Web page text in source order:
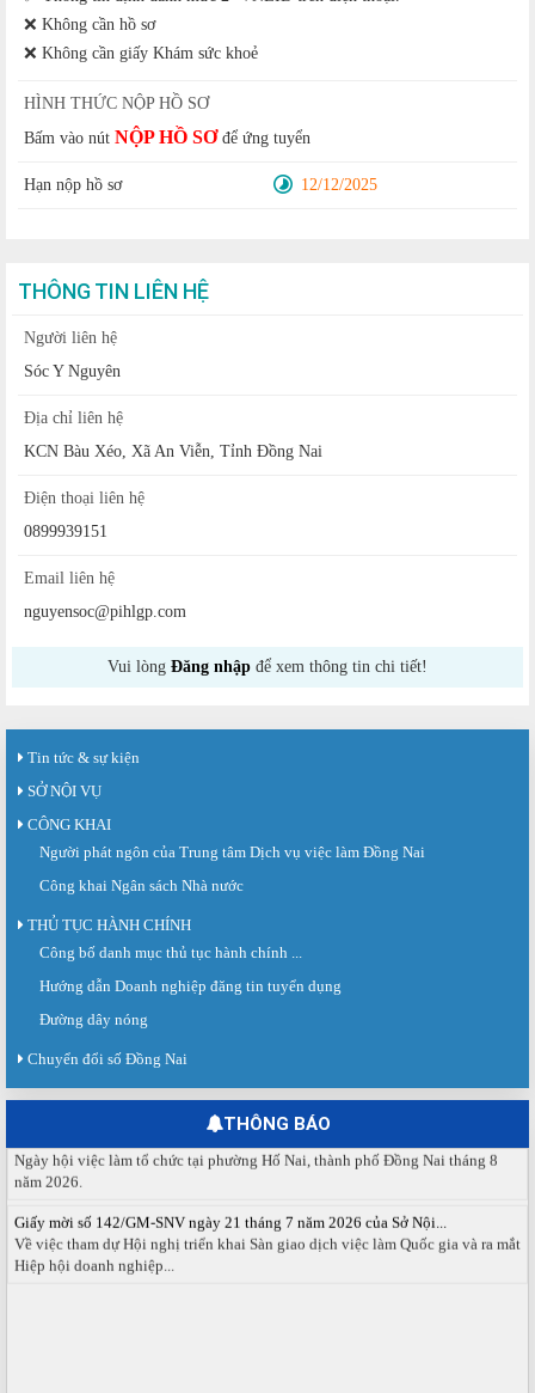
❌ Không cần hồ sơ
❌ Không cần giấy Khám sức khoẻ
HÌNH THỨC NỘP HỒ SƠ
Bấm vào nút NỘP HỒ SƠđể ứng tuyển
Hạn nộp hồ sơ 12/12/2025
THÔNG TIN LIÊN HỆ
Người liên hệ
Sóc Y Nguyên
Địa chỉ liên hệ
KCN Bàu Xéo, Xã An Viễn, Tỉnh Đồng Nai
Điện thoại liên hệ
0899939151
Email liên hệ
nguyensoc@pihlgp.com
Vui lòng Đăng nhập để xem thông tin chi tiết!
Tin tức & sự kiện
SỞ NỘI VỤ
CÔNG KHAI
Người phát ngôn của Trung tâm Dịch vụ việc làm Đồng Nai
Công khai Ngân sách Nhà nước
THỦ TỤC HÀNH CHÍNH
Công bố danh mục thủ tục hành chính ...
Hướng dẫn Doanh nghiệp đăng tin tuyển dụng
Đường dây nóng
Chuyển đổi số Đồng Nai
THÔNG BÁO
Sàn giao dịch việc làm lần thứ 08 năm 2026: Hơn 4.300 cơ hội...
Sáng ngày 03/8/2026, Trung tâm Dịch vụ việc làm Đồng Nai tổ chức Sàn giao
dịch việc làm lần thứ 08...
Báo cáo kết quả tổ chức Sàn giao dịch việc làm lần thứ 08/2026 ngày 03
tháng 08 năm 2026.
Ngày hội việc làm phường Hố Nai tháng 8 năm 2026
Ngày hội việc làm tổ chức tại phường Hố Nai, thành phố Đồng Nai tháng 8
năm 2026.
Về việc tham dự Hội nghị triển khai Sàn giao dịch việc làm Quốc gia và ra mắt
Hiệp hội doanh nghiệp...